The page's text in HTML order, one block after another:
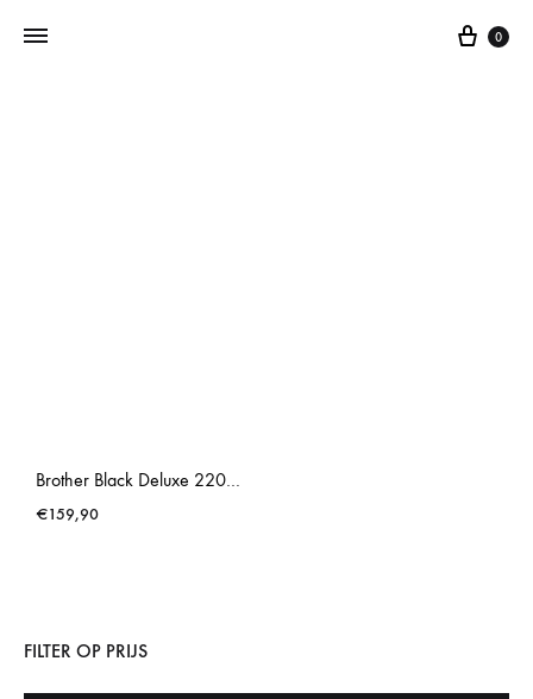
0
Brother Black Deluxe 220 Typewriter Dark
€159,90
FILTER OP PRIJS